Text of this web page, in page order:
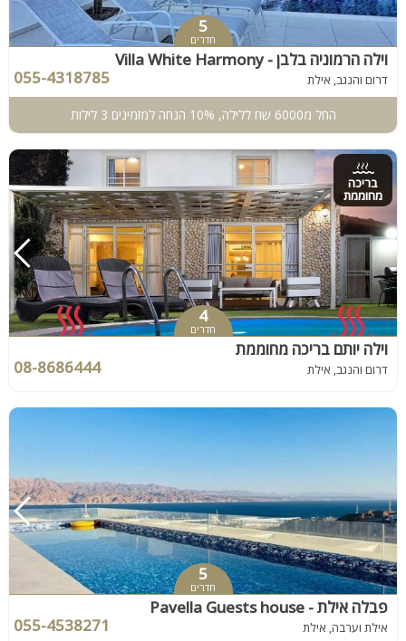
5
חדרים
וילה הרמוניה בלבן - Villa White Harmony
דרום והנגב, אילת 055-4318785
החל מ6000 שח ללילה, 10% הנחה למזמינים 3 לילות
בריכה
מחוממת
4
חדרים
וילה יותם בריכה מחוממת
דרום והנגב, אילת 08-8686444
5
חדרים
פבלה אילת - Pavella Guests house
אילת וערבה, אילת 055-4538271